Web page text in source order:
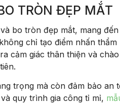
TRÒN ĐẸP MẮT
bo tròn đẹp mắt, mang đến
chỉ tạo điểm nhấn thẩm
cảm giác thân thiện và
trọng mà còn đảm bảo an
quy trình gia công tỉ mỉ,